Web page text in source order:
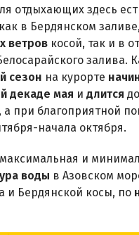
отдыхающих здесь
в Бердянском заливе,
ветров косой, так и в
залива.
сезон на курорте
декаде мая и длится до
, а при благоприятной
начала октября.
и
воды в Азовском
и Бердянской косы, по